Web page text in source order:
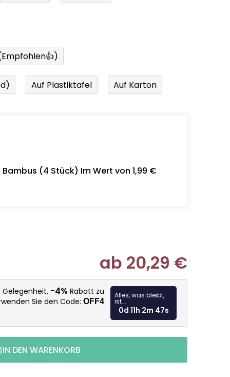
Auf Plastiktafel Auf Karton
(4 Stück) Im Wert von 1,99 €
ab 20,29 €
Gelegenheit, -4% Rabatt zu
Sie den Code: OFF4
Alles, was bleibt,
ist...
0d 11h 2m 46s
IN DEN WARENKORB